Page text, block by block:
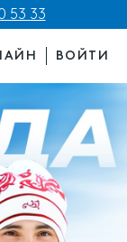
53 33
ВОЙТИ